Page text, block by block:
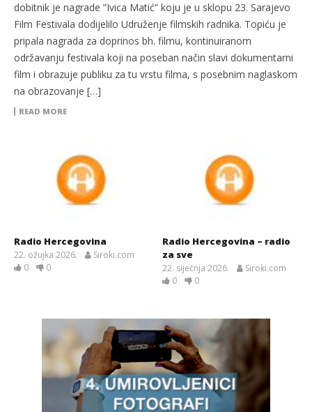
dobitnik je nagrade ”Ivica Matić” koju je u sklopu 23. Sarajevo
Film Festivala dodijelilo Udruženje filmskih radnika. Topiću je
pripala nagrada za doprinos bh. filmu, kontinuiranom
održavanju festivala koji na poseban način slavi dokumentarni
film i obrazuje publiku za tu vrstu filma, s posebnim naglaskom
na obrazovanje […]
READ MORE
Radio Hercegovina
22. ožujka 2026.
Siroki.com
0
0
Radio Hercegovina – radio
za sve
22. siječnja 2026.
Siroki.com
0
0